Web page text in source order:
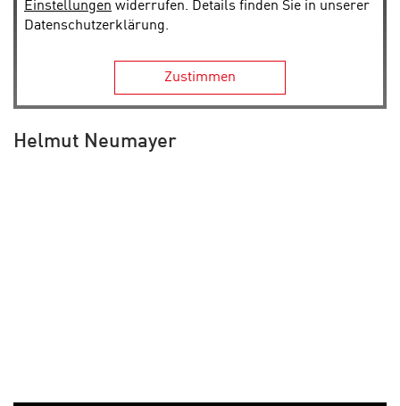
Einstellungen widerrufen. Details finden Sie in unserer
Datenschutzerklärung.
Zustimmen
Helmut Neumayer